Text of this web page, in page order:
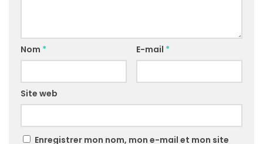
Nom * E-mail *
Site web
Enregistrer mon nom, mon e-mail et mon site